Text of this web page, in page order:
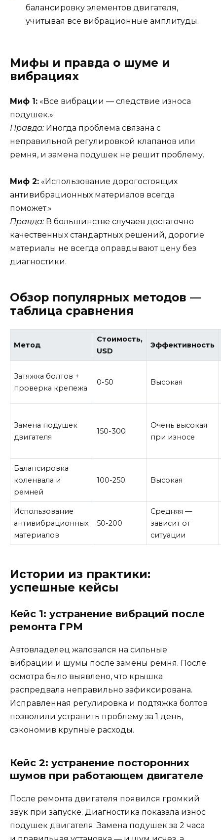
балансировку элементов двигателя,
учитывая все вибрационные амплитуды.
Мифы и правда о шуме и
вибрациях
Миф 1: «Все вибрации — следствие износа
подушек.»
Правда:Иногда проблема связана с
неправильной регулировкой клапанов или
ремня, и замена подушек не решит проблему.
Миф 2: «Использование дорогостоящих
антивибрационных материалов всегда
поможет.»
Правда:В большинстве случаев достаточно
качественных стандартных решений, дорогие
материалы не всегда оправдывают цену без
диагностики.
Обзор популярных методов —
таблица сравнения
Метод
Стоимость,
USD
Эффективность
Затяжка болтов +
проверка крепежа
0-50 Высокая
Замена подушек
двигателя
150-300
Очень высокая
при износе
Балансировка
коленвала и
ремней
100-250 Высокая
Использование
антивибрационных
материалов
50-200
Средняя —
зависит от
ситуации
Истории из практики:
успешные кейсы
Кейс 1: устранение вибраций после
ремонта ГРМ
Автовладелец жаловался на сильные
вибрации и шумы после замены ремня. После
осмотра было выявлено, что крышка
распредвала неправильно зафиксирована.
Исправленная регулировка и подтяжка болтов
позволили устранить проблему за 1 день,
сэкономив крупные расходы.
Кейс 2: устранение посторонних
шумов при работающем двигателе
После ремонта двигателя появился громкий
звук при запуске. Диагностика показала износ
подушек двигателя. Замена подушек за 2 часа